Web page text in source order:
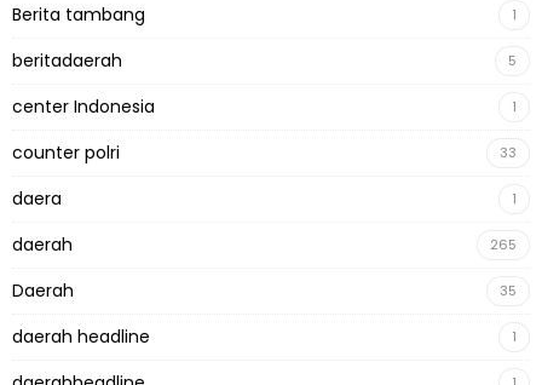
Berita tambang 1
beritadaerah 5
center Indonesia 1
counter polri 33
daera 1
daerah 265
Daerah 35
daerah headline 1